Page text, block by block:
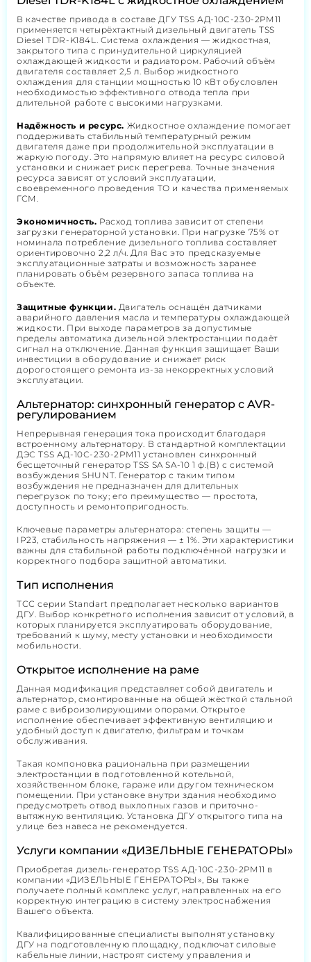
В качестве привода в составе ДГУ TSS АД-10С-230-2РМ11
применяется четырёхтактный дизельный двигатель TSS
Diesel TDR-K184L. Система охлаждения — жидкостная,
закрытого типа с принудительной циркуляцией
охлаждающей жидкости и радиатором. Рабочий объём
двигателя составляет 2,5 л. Выбор жидкостного
охлаждения для станции мощностью 10 кВт обусловлен
необходимостью эффективного отвода тепла при
длительной работе с высокими нагрузками.
Надёжность и ресурс. Жидкостное охлаждение помогает
поддерживать стабильный температурный режим
двигателя даже при продолжительной эксплуатации в
жаркую погоду. Это напрямую влияет на ресурс силовой
установки и снижает риск перегрева. Точные значения
ресурса зависят от условий эксплуатации,
своевременного проведения ТО и качества применяемых
ГСМ.
Экономичность. Расход топлива зависит от степени
загрузки генераторной установки. При нагрузке 75% от
номинала потребление дизельного топлива составляет
ориентировочно 2,2 л/ч. Для Вас это предсказуемые
эксплуатационные затраты и возможность заранее
планировать объём резервного запаса топлива на
объекте.
Защитные функции. Двигатель оснащён датчиками
аварийного давления масла и температуры охлаждающей
жидкости. При выходе параметров за допустимые
пределы автоматика дизельной электростанции подаёт
сигнал на отключение. Данная функция защищает Ваши
инвестиции в оборудование и снижает риск
дорогостоящего ремонта из-за некорректных условий
эксплуатации.
Альтернатор: синхронный генератор с AVR-
регулированием
Непрерывная генерация тока происходит благодаря
встроенному альтернатору. В стандартной комплектации
ДЭС TSS АД-10С-230-2РМ11 установлен синхронный
бесщеточный генератор TSS SA SA-10 1 ф.(B) с системой
возбуждения SHUNT. Генератор с таким типом
возбуждения не предназначен для длительных
перегрузок по току; его преимущество — простота,
доступность и ремонтопригодность.
Ключевые параметры альтернатора: степень защиты —
IP23, стабильность напряжения — ± 1%. Эти характеристики
важны для стабильной работы подключённой нагрузки и
корректного подбора защитной автоматики.
Тип исполнения
ТСС серии Standart предполагает несколько вариантов
ДГУ. Выбор конкретного исполнения зависит от условий, в
которых планируется эксплуатировать оборудование,
требований к шуму, месту установки и необходимости
мобильности.
Открытое исполнение на раме
Данная модификация представляет собой двигатель и
альтернатор, смонтированные на общей жёсткой стальной
раме с виброизолирующими опорами. Открытое
исполнение обеспечивает эффективную вентиляцию и
удобный доступ к двигателю, фильтрам и точкам
обслуживания.
Такая компоновка рациональна при размещении
электростанции в подготовленной котельной,
хозяйственном блоке, гараже или другом техническом
помещении. При установке внутри здания необходимо
предусмотреть отвод выхлопных газов и приточно-
вытяжную вентиляцию. Установка ДГУ открытого типа на
улице без навеса не рекомендуется.
Услуги компании «ДИЗЕЛЬНЫЕ ГЕНЕРАТОРЫ»
Приобретая дизель-генератор TSS АД-10С-230-2РМ11 в
компании «ДИЗЕЛЬНЫЕ ГЕНЕРАТОРЫ», Вы также
получаете полный комплекс услуг, направленных на его
корректную интеграцию в систему электроснабжения
Вашего объекта.
Квалифицированные специалисты выполнят установку
ДГУ на подготовленную площадку, подключат силовые
кабельные линии, настроят систему управления и